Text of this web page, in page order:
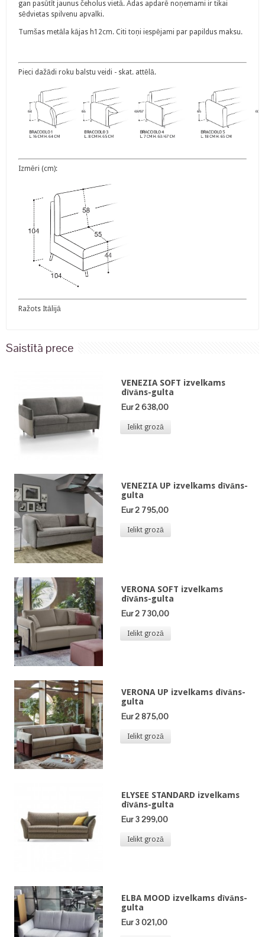
gan pasūtīt jaunus čeholus vietā. Ādas apdarē noņemami ir tikai
sēdvietas spilvenu apvalki.
Tumšas metāla kājas h12cm. Citi toņi iespējami par papildus maksu.
Pieci dažādi roku balstu veidi - skat. attēlā.
Izmēri (cm):
Ražots Itālijā
Saistītā prece
VENEZIA SOFT izvelkams
dīvāns-gulta
Eur 2 638,00
Ielikt grozā
VENEZIA UP izvelkams dīvāns-
gulta
Eur 2 795,00
Ielikt grozā
VERONA SOFT izvelkams
dīvāns-gulta
Eur 2 730,00
Ielikt grozā
VERONA UP izvelkams dīvāns-
gulta
Eur 2 875,00
Ielikt grozā
ELYSEE STANDARD izvelkams
dīvāns-gulta
Eur 3 299,00
Ielikt grozā
ELBA MOOD izvelkams dīvāns-
gulta
Eur 3 021,00